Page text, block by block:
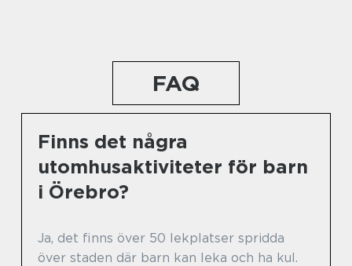
FAQ
Finns det några
utomhusaktiviteter för barn
i Örebro?
Ja, det finns över 50 lekplatser spridda
över staden där barn kan leka och ha kul.